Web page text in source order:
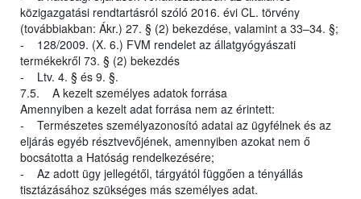
közigazgatási rendtartásról szóló 2016. évi CL. törvény
(továbbiakban: Ákr.) 27. § (2) bekezdése, valamint a 33–34. §;
- 128/2009. (X. 6.) FVM rendelet az állatgyógyászati
termékekről 73. § (2) bekezdés
- Ltv. 4. § és 9. §.
7.5. A kezelt személyes adatok forrása
Amennyiben a kezelt adat forrása nem az érintett:
- Természetes személyazonosító adatai az ügyfélnek és az
eljárás egyéb résztvevőjének, amennyiben azokat nem ő
bocsátotta a Hatóság rendelkezésére;
- Az adott ügy jellegétől, tárgyától függően a tényállás
tisztázásához szükséges más személyes adat.